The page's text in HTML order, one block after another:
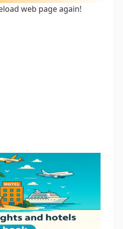
web page again!